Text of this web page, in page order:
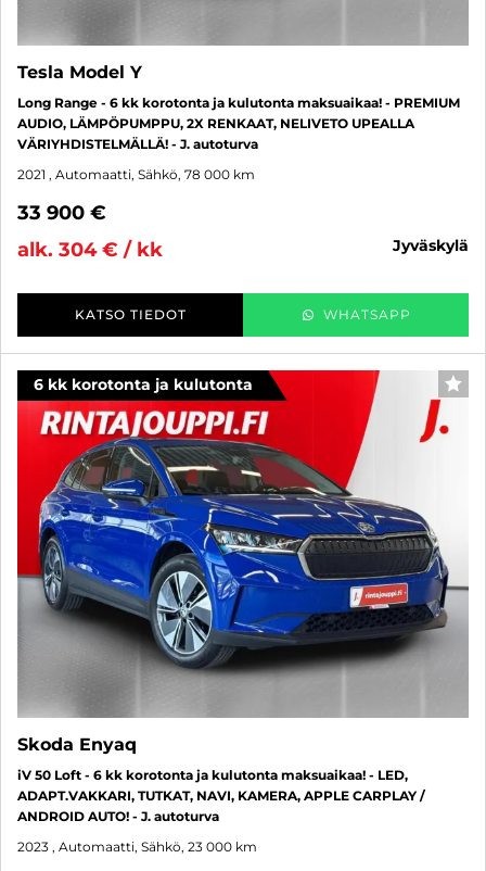
Tesla Model Y
Long Range - 6 kk korotonta ja kulutonta maksuaikaa! - PREMIUM
AUDIO, LÄMPÖPUMPPU, 2X RENKAAT, NELIVETO UPEALLA
VÄRIYHDISTELMÄLLÄ! - J. autoturva
2021 , Automaatti, Sähkö, 78 000 km
33 900 €
alk. 304 € / kk
jyväskylä
KATSO TIEDOT WHATSAPP
6 kk korotonta ja kulutonta
Skoda Enyaq
iV 50 Loft - 6 kk korotonta ja kulutonta maksuaikaa! - LED,
ADAPT.VAKKARI, TUTKAT, NAVI, KAMERA, APPLE CARPLAY /
ANDROID AUTO! - J. autoturva
2023 , Automaatti, Sähkö, 23 000 km